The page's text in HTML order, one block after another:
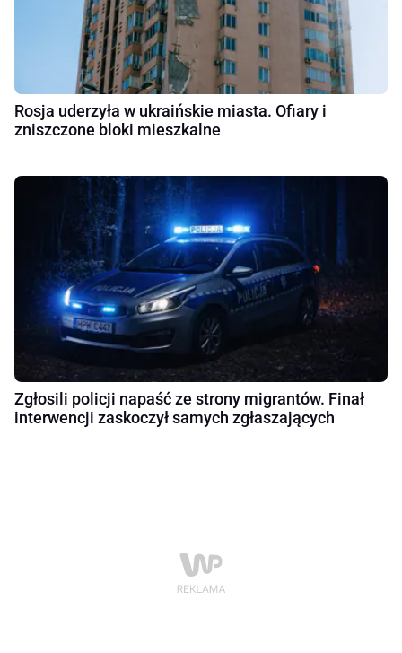
Rosja uderzyła w ukraińskie miasta. Ofiary i
zniszczone bloki mieszkalne
Zgłosili policji napaść ze strony migrantów. Finał
interwencji zaskoczył samych zgłaszających